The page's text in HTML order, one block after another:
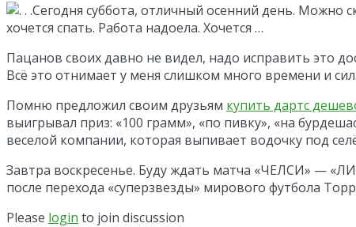
Сегодня суббота, отличный осенний день. Можно
хочется спать. Работа надоела. Хочется …
Пацанов своих давно не видел, надо исправить это
Всё это отнимает у меня слишком много времени и
Помню предложил своим друзьям купить дартс
выигрывал приз: «100 грамм», «по пивку», «на
веселой компании, которая выпивает водочку под
Завтра воскресенье. Буду ждать матча «ЧЕЛСИ» —
после перехода «суперзвезды» мирового футбола
Please login to join discussion